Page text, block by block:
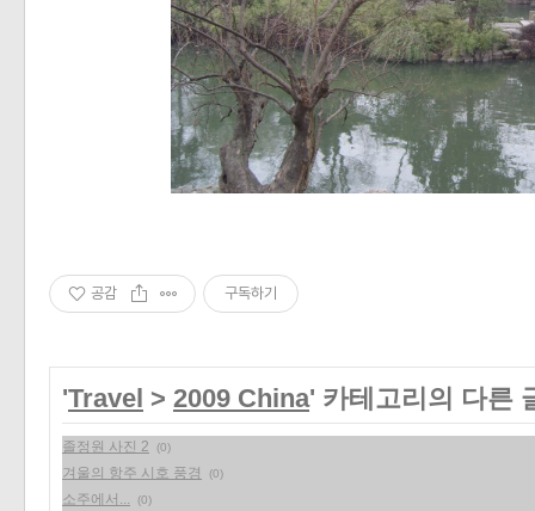
공감 구독하기
'Travel > 2009 China' 카테고리의 다른
졸정원 사진 2 (0)
겨울의 항주 시호 풍경 (0)
소주에서... (0)